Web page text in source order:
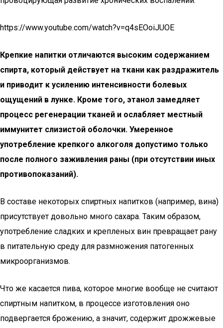
https://www.youtube.com/watch?v=q4sEOoiJUOE
Крепкие напитки отличаются высоким содержанием
спирта, который действует на ткани как раздражитель
и приводит к усилению интенсивности болевых
ощущений в лунке. Кроме того, этанол замедляет
процесс регенерации тканей и ослабляет местный
иммунитет слизистой оболочки. Умеренное
употребление крепкого алкоголя допустимо только
после полного заживления раны (при отсутствии иных
противопоказаний).
В составе некоторых спиртных напитков (например, вина)
присутствует довольно много сахара. Таким образом,
употребление сладких и крепленых вин превращает рану
в питательную среду для размножения патогенных
микроорганизмов.
Что же касается пива, которое многие вообще не считают
спиртным напитком, в процессе изготовления оно
подвергается брожению, а значит, содержит дрожжевые